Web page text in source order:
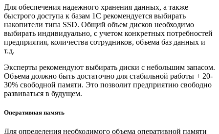
Для обеспечения надежного хранения данных, а также
быстрого доступа к базам 1С рекомендуется выбирать
накопители типа SSD. Общий объем дисков необходимо
выбирать индивидуально, с учетом конкретных потребностей
предприятия, количества сотрудников, объема баз данных и
т.д.
Эксперты рекомендуют выбирать диски с небольшим запасом.
Объема должно быть достаточно для стабильной работы + 20-
30% свободной памяти. Это позволит предприятию свободно
развиваться в будущем.
Оперативная память
Для определения необходимого объема оперативной памяти